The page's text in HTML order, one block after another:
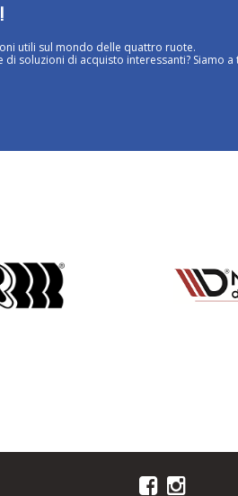
utili sul mondo delle quattro ruote.
soluzioni di acquisto interessanti? Siamo